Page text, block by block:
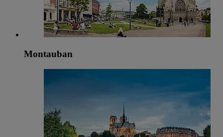
Montauban